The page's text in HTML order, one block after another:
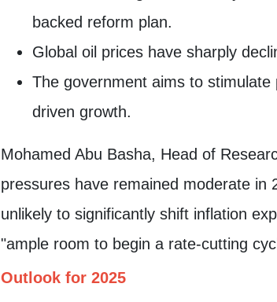
backed reform plan.
Global oil prices have sharply
The government aims to
driven growth.
Mohamed Abu Basha, Head of
pressures have remained moderate in
unlikely to significantly shift inflation
"ample room to begin a rate-cutting
Outlook for 2025